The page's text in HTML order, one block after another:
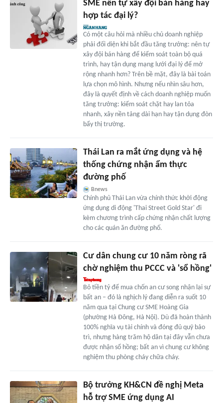
SME nên tự xây đội bán hàng hay
hợp tác đại lý?
Có một câu hỏi mà nhiều chủ doanh nghiệp
phải đối diện khi bắt đầu tăng trưởng: nên tự
xây đội bán hàng để kiểm soát toàn bộ quá
trình, hay tận dụng mạng lưới đại lý để mở
rộng nhanh hơn? Trên bề mặt, đây là bài toán
lựa chọn mô hình. Nhưng nếu nhìn sâu hơn,
đây là quyết định về cách doanh nghiệp muốn
tăng trưởng: kiểm soát chặt hay lan tỏa
nhanh, xây nền tảng dài hạn hay tận dụng đòn
bẩy thị trường.
Thái Lan ra mắt ứng dụng và hệ
thống chứng nhận ẩm thực
đường phố
Bnews
Chính phủ Thái Lan vừa chính thức khởi động
ứng dụng di động 'Thai Street Gold Star' đi
kèm chương trình cấp chứng nhận chất lượng
cho các quán ăn đường phố.
Cư dân chung cư 10 năm ròng rã
chờ nghiệm thu PCCC và 'sổ hồng'
Bỏ tiền tỷ để mua chốn an cư song nhận lại sự
bất an – đó là nghịch lý đang diễn ra suốt 10
năm qua tại Chung cư SME Hoàng Gia
(phường Hà Đông, Hà Nội). Dù đã hoàn thành
100% nghĩa vụ tài chính và đóng đủ quỹ bảo
trì, nhưng hàng trăm hộ dân tại đây vẫn chưa
được nhận sổ hồng; bất an vì chung cư không
nghiệm thu phòng cháy chữa cháy.
Bộ trưởng KH&CN đề nghị Meta
hỗ trợ SME ứng dụng AI